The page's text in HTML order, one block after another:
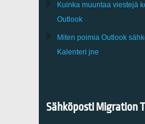
Kuinka muuntaa viestejä
Outlook
Miten poimia Outlook
Kalenteri jne
Sähköposti Migration